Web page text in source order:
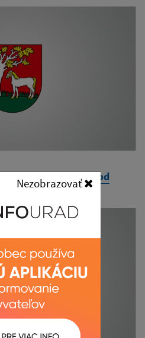
Nezobrazovať
poriadkov od